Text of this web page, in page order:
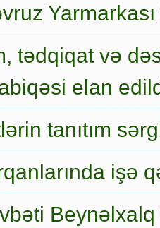
tədqiqat və
elan
tanıtım
işə